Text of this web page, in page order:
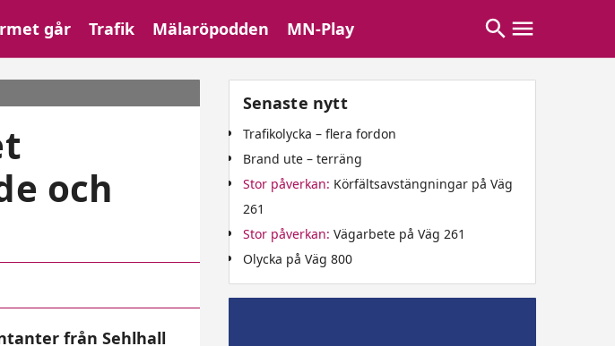
går Trafik Mälaröpodden MN-Play
och
från Sehlhall
Senaste nytt
Trafikolycka – flera fordon
Brand ute – terräng
Stor påverkan: Körfältsavstängningar på Väg
261
Stor påverkan: Vägarbete på Väg 261
Olycka på Väg 800